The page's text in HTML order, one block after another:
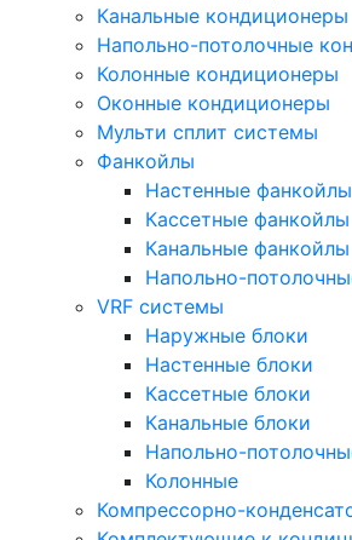
Канальные кондиционеры
Напольно-потолочные
Колонные кондиционеры
Оконные кондиционеры
Мульти сплит системы
Фанкойлы
Настенные фанкойлы
Кассетные фанкойлы
Канальные фанкойлы
Напольно-
VRF системы
Наружные блоки
Настенные блоки
Кассетные блоки
Канальные блоки
Напольно-
Колонные
Компрессорно-